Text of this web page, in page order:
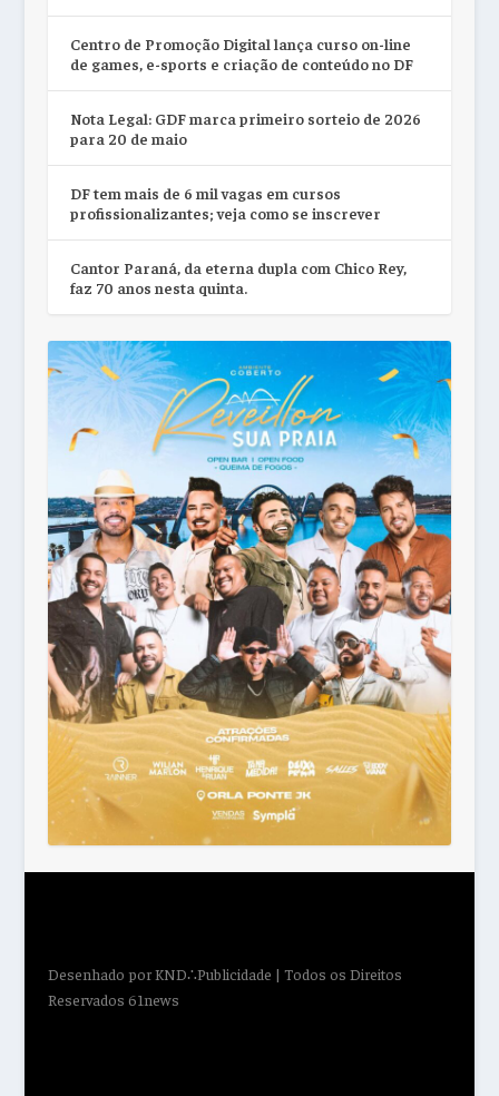
Centro de Promoção Digital lança curso on-line
de games, e-sports e criação de conteúdo no DF
Nota Legal: GDF marca primeiro sorteio de 2026
para 20 de maio
DF tem mais de 6 mil vagas em cursos
profissionalizantes; veja como se inscrever
Cantor Paraná, da eterna dupla com Chico Rey,
faz 70 anos nesta quinta.
Desenhado porKND∴Publicidade | Todos os Direitos
Reservados 61news